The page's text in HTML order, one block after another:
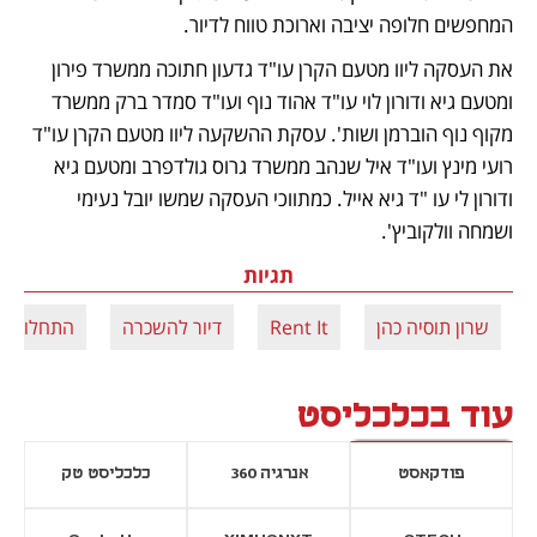
המחפשים חלופה יציבה וארוכת טווח לדיור.
ושמחה וולקוביץ'.
תגיות
שרון תוסיה כהן Rent It דיור להשכרה התחלות
עוד בכלכליסט
פודקאסט אנרגיה 360 כלכליסט טק